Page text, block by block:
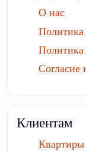
О нас
Политика
Политика
Согласие
Клиентам